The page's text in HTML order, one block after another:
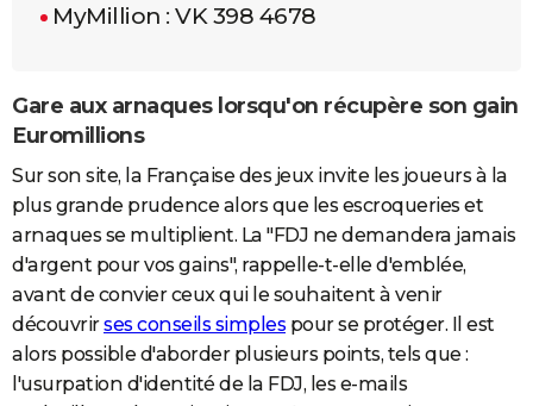
MyMillion : VK 398 4678
Gare aux arnaques lorsqu'on récupère son gain
Euromillions
Sur son site, la Française des jeux invite les joueurs à la
plus grande prudence alors que les escroqueries et
arnaques se multiplient. La "FDJ ne demandera jamais
d'argent pour vos gains", rappelle-t-elle d'emblée,
avant de convier ceux qui le souhaitent à venir
découvrirses conseils simplespour se protéger. Il est
alors possible d'aborder plusieurs points, tels que :
l'usurpation d'identité de la FDJ, les e-mails